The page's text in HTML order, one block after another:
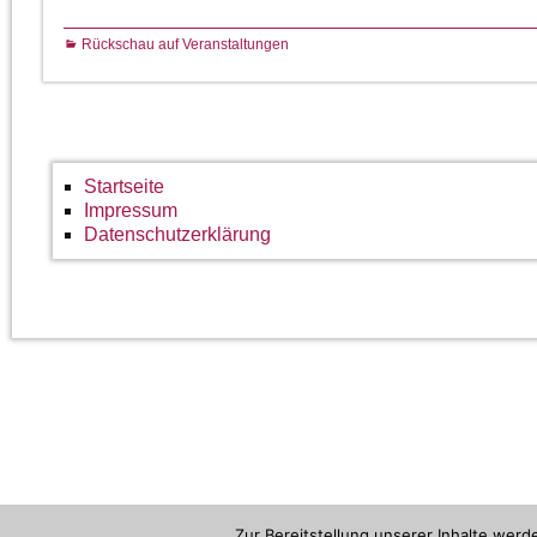
Rückschau auf Veranstaltungen
Startseite
Impressum
Datenschutzerklärung